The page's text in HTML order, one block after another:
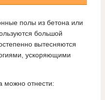
полы из бетона или
большой
вытесняются
ускоряющими
можно отнести: